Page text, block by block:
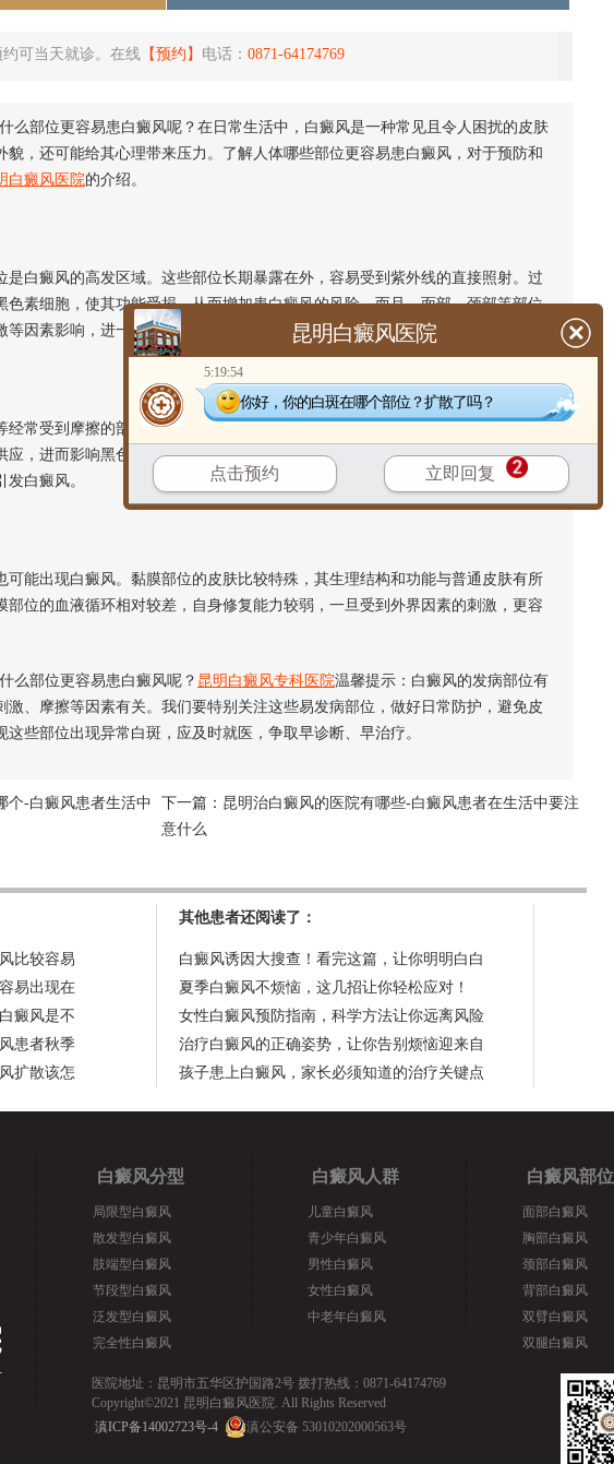
可当天就诊。在线 【预约】 电话： 0871-64174769
部位更容易患白癜风呢？在日常生活中，白癜风是一种常见且令人困扰的皮肤
貌，还可能给其心理带来压力。了解人体哪些部位更容易患白癜风，对于预防和
白癜风医院的介绍。
白癜风的高发区域。这些部位长期暴露在外，容易受到紫外线的直接照射。过
色素细胞，使其功能受损，从而增加患白癜风的风险。而且，面部、颈部等部位
等因素影响，进一步破坏皮肤的正常结构和功能。
受到摩擦的部位也容易发病。长期的摩擦会导致局部皮肤微循环障碍，使得
应，进而影响黑色素的合成。同时，摩擦还可能引起皮肤的微小损伤，激活局部
白癜风。
能出现白癜风。黏膜部位的皮肤比较特殊，其生理结构和功能与普通皮肤有所
部位的血液循环相对较差，自身修复能力较弱，一旦受到外界因素的刺激，更容
部位更容易患白癜风呢？ 昆明白癜风专科医院温馨提示：白癜风的发病部位有
激、摩擦等因素有关。我们要特别关注这些易发病部位，做好日常防护，避免皮
些部位出现异常白斑，应及时就医，争取早诊断、早治疗。
个-白癜风患者生活中
下一篇： 昆明治白癜风的医院有哪些-白癜风患者在生活中要注
意什么
比较容易
易出现在
癜风是不
患者秋季
扩散该怎
其他患者还阅读了：
白癜风诱因大搜查！看完这篇，让你明明白白
夏季白癜风不烦恼，这几招让你轻松应对！
女性白癜风预防指南，科学方法让你远离风险
治疗白癜风的正确姿势，让你告别烦恼迎来自
孩子患上白癜风，家长必须知道的治疗关键点
白癜风分型
局限型白癜风
散发型白癜风
肢端型白癜风
节段型白癜风
泛发型白癜风
完全性白癜风
白癜风人群
儿童白癜风
青少年白癜风
男性白癜风
女性白癜风
中老年白癜风
白癜风部位
面部白癜风
胸部白癜风
颈部白癜风
背部白癜风
双臂白癜风
双腿白癜风
医院地址：昆明市五华区护国路2号 拨打热线：0871-64174769
Copyright©2021 昆明白癜风医院. All Rights Reserved
滇ICP备14002723号-4
滇公安备 53010202000563号
昆明白癜风医院
5:19:54
你好，你的白斑在哪个部位？扩散了吗？
点击预约 立即回复